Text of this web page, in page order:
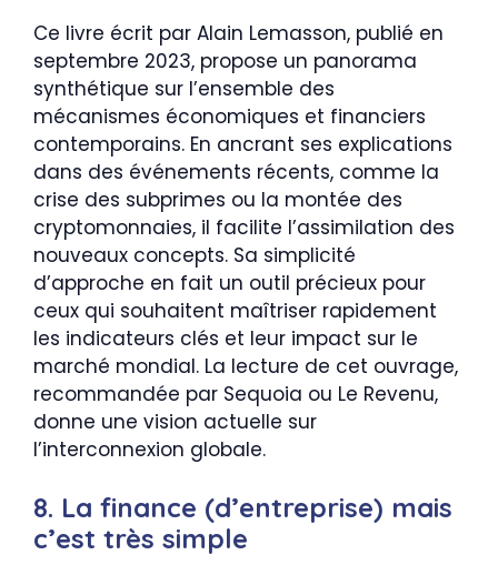
Ce livre écrit par Alain Lemasson, publié en
septembre 2023, propose un panorama
synthétique sur l’ensemble des
mécanismes économiques et financiers
contemporains. En ancrant ses explications
dans des événements récents, comme la
crise des subprimes ou la montée des
cryptomonnaies, il facilite l’assimilation des
nouveaux concepts. Sa simplicité
d’approche en fait un outil précieux pour
ceux qui souhaitent maîtriser rapidement
les indicateurs clés et leur impact sur le
marché mondial. La lecture de cet ouvrage,
recommandée par Sequoia ou Le Revenu,
donne une vision actuelle sur
l’interconnexion globale.
8. La finance (d’entreprise) mais
c’est très simple